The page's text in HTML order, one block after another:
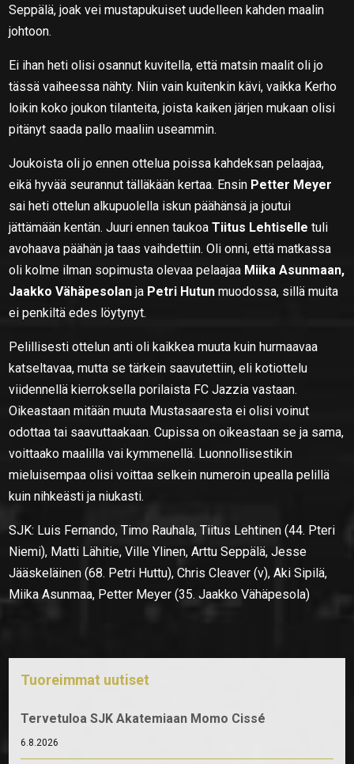
Seppälä, joak vei mustapukuiset uudelleen kahden maalin
johtoon.
Ei ihan heti olisi osannut kuvitella, että matsin maalit oli jo
tässä vaiheessa nähty. Niin vain kuitenkin kävi, vaikka Kerho
loikin koko joukon tilanteita, joista kaiken järjen mukaan olisi
pitänyt saada pallo maaliin useammin.
Joukoista oli jo ennen ottelua poissa kahdeksan pelaajaa,
eikä hyvää seurannut tälläkään kertaa. Ensin Petter Meyer
sai heti ottelun alkupuolella iskun päähänsä ja joutui
jättämään kentän. Juuri ennen taukoaTiitus Lehtiselle tuli
avohaava päähän ja taas vaihdettiin. Oli onni, että matkassa
oli kolme ilman sopimusta olevaa pelaajaa Miika Asunmaan,
Jaakko Vähäpesolan ja Petri Hutunmuodossa, sillä muita
ei penkiltä edes löytynyt.
Pelillisesti ottelun anti oli kaikkea muuta kuin hurmaavaa
katseltavaa, mutta se tärkein saavutettiin, eli kotiottelu
viidennellä kierroksella porilaista FC Jazzia vastaan.
Oikeastaan mitään muuta Mustasaaresta ei olisi voinut
odottaa tai saavuttaakaan. Cupissa on oikeastaan se ja sama,
voittaako maalilla vai kymmenellä. Luonnollisestikin
mieluisempaa olisi voittaa selkein numeroin upealla pelillä
kuin nihkeästi ja niukasti.
SJK: Luis Fernando, Timo Rauhala, Tiitus Lehtinen (44. Pteri
Niemi), Matti Lähitie, Ville Ylinen, Arttu Seppälä, Jesse
Jääskeläinen (68. Petri Huttu), Chris Cleaver (v), Aki Sipilä,
Miika Asunmaa, Petter Meyer (35. Jaakko Vähäpesola)
Tuoreimmat uutiset
Tervetuloa SJK Akatemiaan Momo Cissé
6.8.2026